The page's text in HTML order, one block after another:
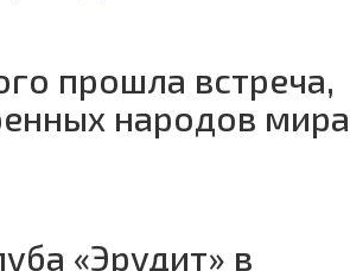
прошла встреча,
народов мира
«Эрудит» в